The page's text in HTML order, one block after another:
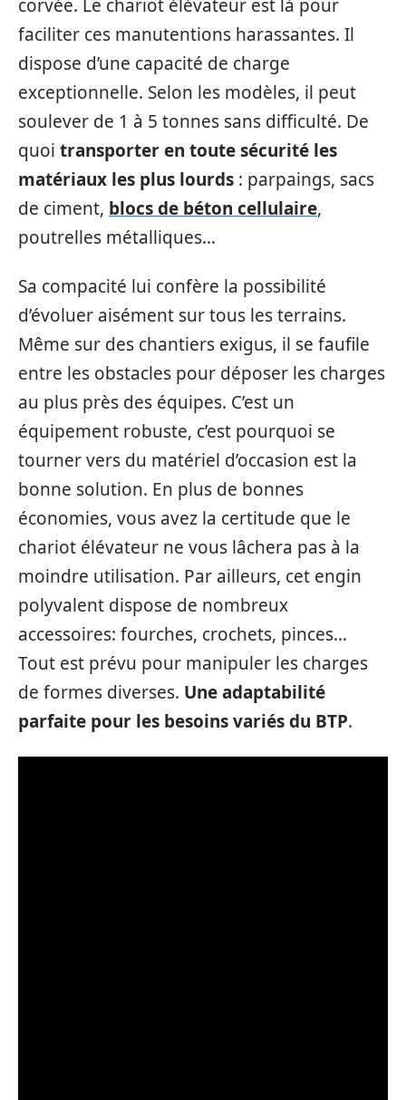
corvée. Le chariot élévateur est là pour
faciliter ces manutentions harassantes. Il
dispose d’une capacité de charge
exceptionnelle. Selon les modèles, il peut
soulever de 1 à 5 tonnes sans difficulté. De
quoi transporter en toute sécurité les
matériaux les plus lourds : parpaings, sacs
de ciment, blocs de béton cellulaire,
poutrelles métalliques…
Sa compacité lui confère la possibilité
d’évoluer aisément sur tous les terrains.
Même sur des chantiers exigus, il se faufile
entre les obstacles pour déposer les charges
au plus près des équipes. C’est un
équipement robuste, c’est pourquoi se
tourner vers du matériel d’occasion est la
bonne solution. En plus de bonnes
économies, vous avez la certitude que le
chariot élévateur ne vous lâchera pas à la
moindre utilisation. Par ailleurs, cet engin
polyvalent dispose de nombreux
accessoires: fourches, crochets, pinces…
Tout est prévu pour manipuler les charges
de formes diverses. Une adaptabilité
parfaite pour les besoins variés du BTP.